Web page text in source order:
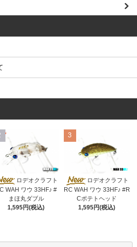
ロデオクラフト
WAH ワウ 33HF♪ #
まほ丸ダブル
1,595円(税込)
3
ロデオクラフト
RC WAH ワウ 33HF♪ #R
Cポテトヘッド
1,595円(税込)